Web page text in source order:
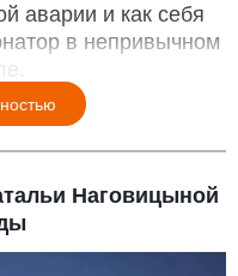
аварии и как себя
в непривычном
Наговицыной